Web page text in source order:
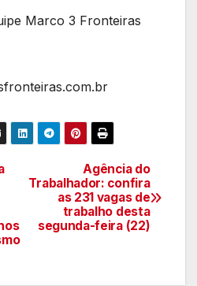
Marco 3 Fronteiras
Agência do
Trabalhador: confira
as 231 vagas de
trabalho desta
segunda-feira (22)